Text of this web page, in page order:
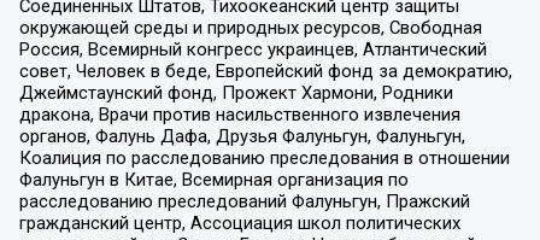
Соединенных Штатов, Тихоокеанский центр защиты
окружающей среды и природных ресурсов, Свободная
Россия, Всемирный конгресс украинцев, Атлантический
совет, Человек в беде, Европейский фонд за демократию,
Джеймстаунский фонд, Прожект Хармони, Родники
дракона, Врачи против насильственного извлечения
органов, Фалунь Дафа, Друзья Фалуньгун, Фалуньгун,
Коалиция по расследованию преследования в отношении
Фалуньгун в Китае, Всемирная организация по
расследованию преследований Фалуньгун, Пражский
гражданский центр, Ассоциация школ политических